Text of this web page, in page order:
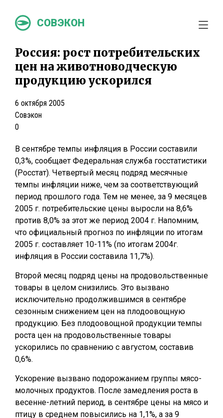
СОВЭКОН
Россия: рост потребительских
цен на животноводческую
продукцию ускорился
6 октября 2005
Совэкон
0
В сентябре темпы инфляция в России составили
0,3%, сообщает Федеральная служба госстатистики
(Росстат). Четвертый месяц подряд месячные
темпы инфляции ниже, чем за соответствующий
период прошлого года. Тем не менее, за 9 месяцев
2005 г. потребительские цены выросли на 8,6%
против 8,0% за этот же период 2004 г. Напомним,
что официальный прогноз по инфляции по итогам
2005 г. составляет 10-11% (по итогам 2004г.
инфляция в России составила 11,7%).
Второй месяц подряд цены на продовольственные
товары в целом снизились. Это вызвано
исключительно продолжившимся в сентябре
сезонным снижением цен на плодоовощную
продукцию. Без плодоовощной продукции темпы
роста цен на продовольственные товары
ускорились по сравнению с августом, составив
0,6%.
Ускорение вызвано подорожанием группы мясо-
молочных продуктов. После замедления роста в
весенне-летний период, в сентябре цены на мясо и
птицу в среднем повысились на 1,1%, а за 9